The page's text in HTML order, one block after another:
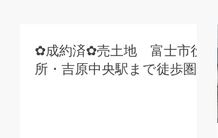
✿成約済✿売土地 富士市役
所・吉原中央駅まで徒歩圏